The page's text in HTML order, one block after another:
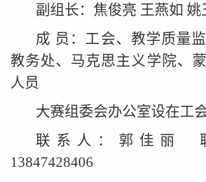
副组长：焦俊亮 王燕如 姚
成 员：工会、教学质量
教务处、马克思主义学院、
人员
大赛组委会办公室设在工
联系人：郭佳丽
13847428406